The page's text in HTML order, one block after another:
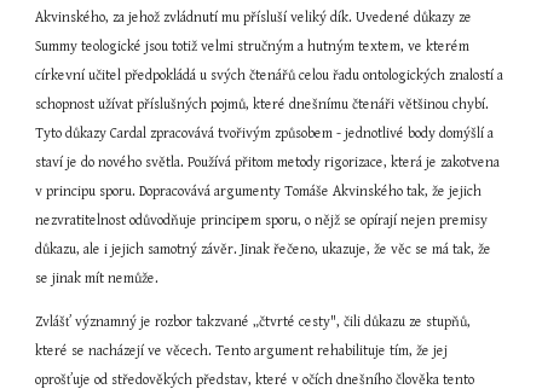
Akvinského, za jehož zvládnutí mu přísluší veliký dík. Uvedené důkazy ze
Summy teologické jsou totiž velmi stručným a hutným textem, ve kterém
církevní učitel předpokládá u svých čtenářů celou řadu ontologických znalostí a
schopnost užívat příslušných pojmů, které dnešnímu čtenáři většinou chybí.
Tyto důkazy Cardal zpracovává tvořivým způsobem - jednotlivé body domýšlí a
staví je do nového světla. Používá přitom metody rigorizace, která je zakotvena
v principu sporu. Dopracovává argumenty Tomáše Akvinského tak, že jejich
nezvratitelnost odůvodňuje principem sporu, o nějž se opírají nejen premisy
důkazu, ale i jejich samotný závěr. Jinak řečeno, ukazuje, že věc se má tak, že
se jinak mít nemůže.
Zvlášť významný je rozbor takzvané „čtvrté cesty", čili důkazu ze stupňů,
které se nacházejí ve věcech. Tento argument rehabilituje tím, že jej
oprošťuje od středověkých představ, které v očích dnešního člověka tento